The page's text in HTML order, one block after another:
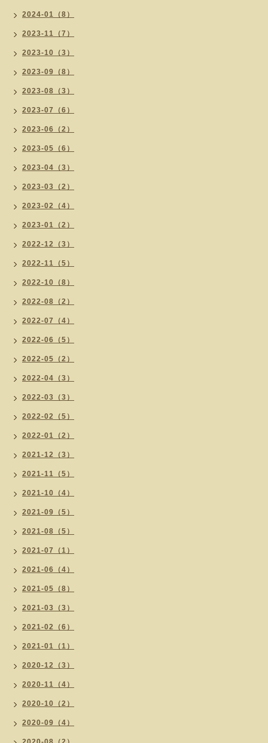
2024-01（8）
2023-11（7）
2023-10（3）
2023-09（8）
2023-08（3）
2023-07（6）
2023-06（2）
2023-05（6）
2023-04（3）
2023-03（2）
2023-02（4）
2023-01（2）
2022-12（3）
2022-11（5）
2022-10（8）
2022-08（2）
2022-07（4）
2022-06（5）
2022-05（2）
2022-04（3）
2022-03（3）
2022-02（5）
2022-01（2）
2021-12（3）
2021-11（5）
2021-10（4）
2021-09（5）
2021-08（5）
2021-07（1）
2021-06（4）
2021-05（8）
2021-03（3）
2021-02（6）
2021-01（1）
2020-12（3）
2020-11（4）
2020-10（2）
2020-09（4）